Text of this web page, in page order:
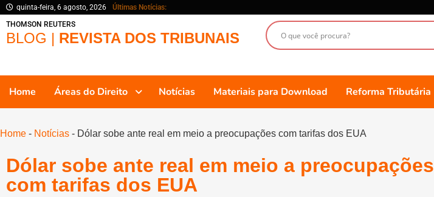
quinta-feira, 6 agosto, 2026
Últimas Notícias:
THOMSON REUTERS
BLOG | REVISTA DOS TRIBUNAIS
Home Áreas do Direito Notícias Materiais para Download Reforma Tributária
Home - Notícias - Dólar sobe ante real em meio a preocupações com tarifas dos EUA
Dólar sobe ante real em meio a preocupações
com tarifas dos EUA